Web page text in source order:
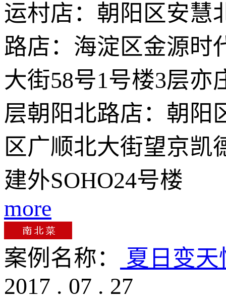
运村店：朝阳区安慧
路店：海淀区金源时
大街58号1号楼3层
层朝阳北路店：朝阳
区广顺北大街望京
建外SOHO24号楼
more
案例名称：
夏日变
2017 . 07 . 27